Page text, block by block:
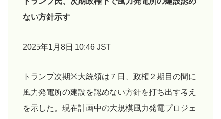
ない方針示す
2025年1月8日 10:46 JST
トランプ次期米大統領は７日、政権２期目の間に
風力発電所の建設を認めない方針を打ち出す考え
を示した。現在計画中の大規模風力発電プロジェ